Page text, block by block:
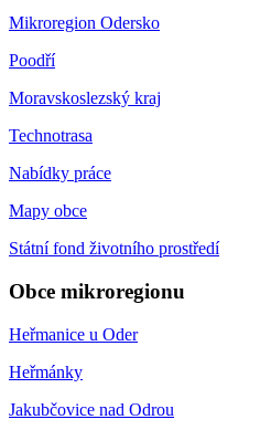
Mikroregion Odersko
Poodří
Moravskoslezský kraj
Technotrasa
Nabídky práce
Mapy obce
Státní fond životního prostředí
Obce mikroregionu
Heřmanice u Oder
Heřmánky
Jakubčovice nad Odrou